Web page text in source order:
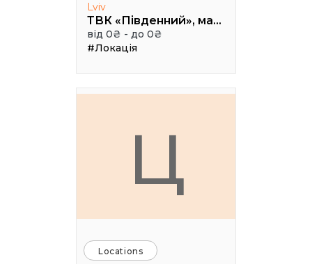
Lviv
ТВК «Південний», малий конференц зал
від 0₴ - до 0₴
#Локація
Ц
Locations